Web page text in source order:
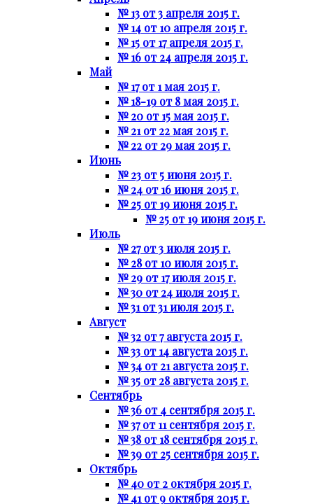
№ 13 от 3 апреля 2015 г.
№ 14 от 10 апреля 2015 г.
№ 15 от 17 апреля 2015 г.
№ 16 от 24 апреля 2015 г.
Май
№ 17 от 1 мая 2015 г.
№ 18-19 от 8 мая 2015 г.
№ 20 от 15 мая 2015 г.
№ 21 от 22 мая 2015 г.
№ 22 от 29 мая 2015 г.
Июнь
№ 23 от 5 июня 2015 г.
№ 24 от 16 июня 2015 г.
№ 25 от 19 июня 2015 г.
№ 25 от 19 июня 2015 г.
Июль
№ 27 от 3 июля 2015 г.
№ 28 от 10 июля 2015 г.
№ 29 от 17 июля 2015 г.
№ 30 от 24 июля 2015 г.
№ 31 от 31 июля 2015 г.
Август
№ 32 от 7 августа 2015 г.
№ 33 от 14 августа 2015 г.
№ 34 от 21 августа 2015 г.
№ 35 от 28 августа 2015 г.
Сентябрь
№ 36 от 4 сентября 2015 г.
№ 37 от 11 сентября 2015 г.
№ 38 от 18 сентября 2015 г.
№ 39 от 25 сентября 2015 г.
Октябрь
№ 40 от 2 октября 2015 г.
№ 41 от 9 октября 2015 г.